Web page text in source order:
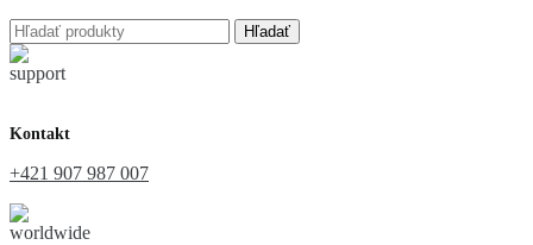
Hľadať
Kontakt
+421 907 987 007